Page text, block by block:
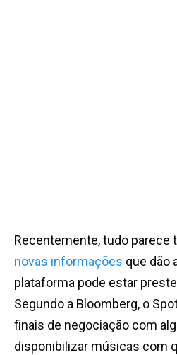
Recentemente, tudo parece
novas informações que dão
plataforma pode estar
Segundo a Bloomberg, o
finais de negociação com
disponibilizar músicas com